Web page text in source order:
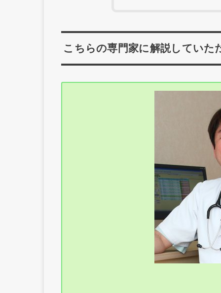
こちらの専門家に解説していた